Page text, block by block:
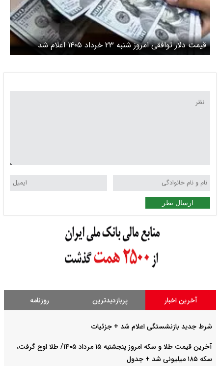
قیمت دلار توافقی امروز شنبه ۲۳ خرداد ۱۴۰۵ اعلام شد
ارسال نظر
آخرین اخبار پربازدیدترین روزنامه
شرط جدید بازنشستگی اعلام شد + جزئیات
آخرین قیمت طلا و سکه امروز پنجشنبه ۱۵ مرداد ۱۴۰۵/ طلا اوج گرفت،
سکه ۱۸۵ میلیونی شد + جدول